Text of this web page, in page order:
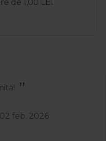
de 1,00 LEI.
02 feb. 2026